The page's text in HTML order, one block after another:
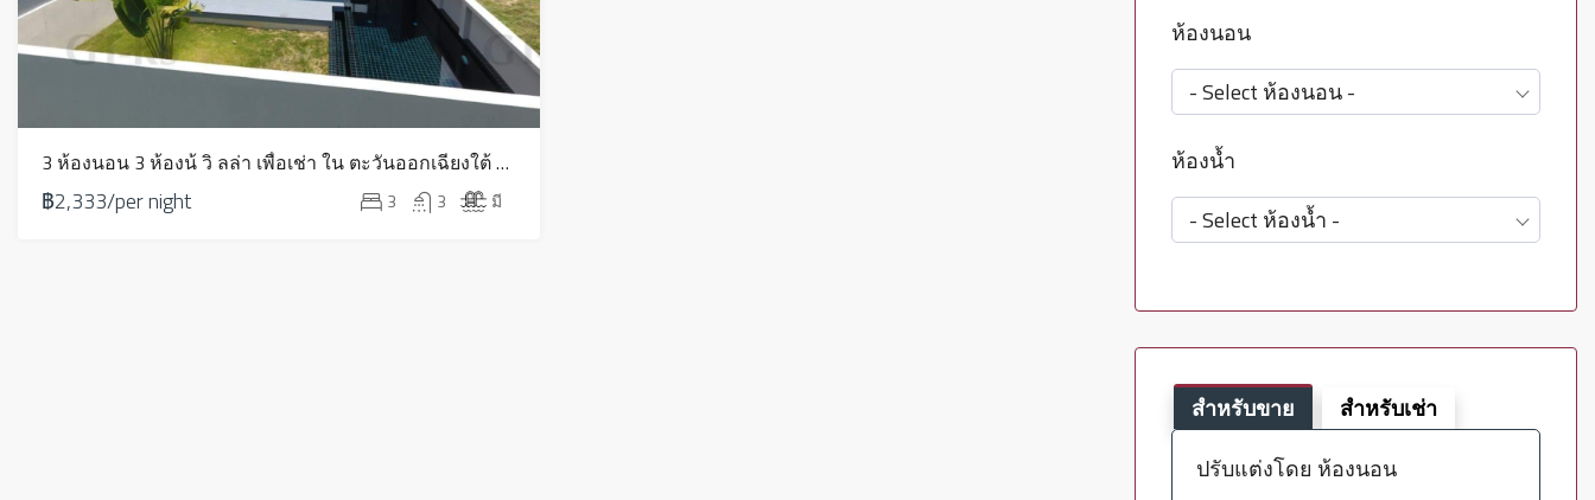
3 ห้องนอน 3 ห้องน้ วิ ลล่า เพื่อเช่า ใน ตะวันออกเฉียงใต้ – HR0215
฿2,333/per night 3 3 มี
ห้องนอน
- Select ห้องนอน -
ห้องน้ำ
- Select ห้องน้ำ -
สำหรับขาย
สำหรับเช่า
ปรับแต่งโดย ห้องนอน